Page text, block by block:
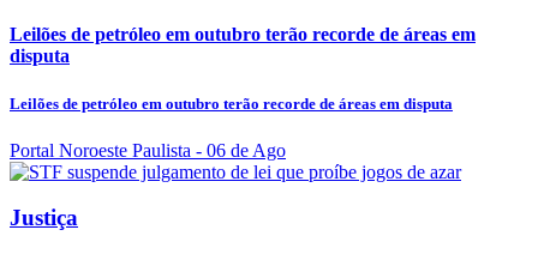
Leilões de petróleo em outubro terão recorde de áreas em
disputa
Leilões de petróleo em outubro terão recorde de áreas em disputa
Portal Noroeste Paulista - 06 de Ago
Justiça